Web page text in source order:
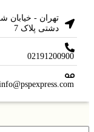
تهران - خیابان
دشتی پلاک 7
02191200900